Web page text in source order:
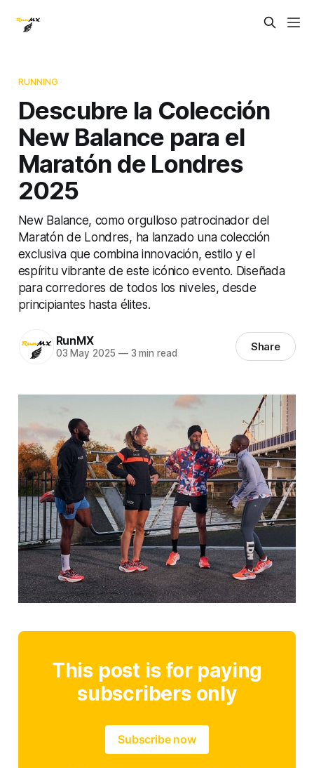
RUNNING
Descubre la Colección
New Balance para el
Maratón de Londres
2025
New Balance, como orgulloso patrocinador del
Maratón de Londres, ha lanzado una colección
exclusiva que combina innovación, estilo y el
espíritu vibrante de este icónico evento. Diseñada
para corredores de todos los niveles, desde
principiantes hasta élites.
RunMX
03 May 2025 —3 min read Share
This post is for paying
subscribers only
Subscribe now